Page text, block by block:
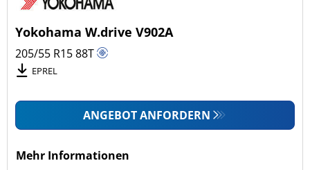
Yokohama W.drive V902A
205/55 R1588T
EPREL
ANGEBOT ANFORDERN
Mehr Informationen